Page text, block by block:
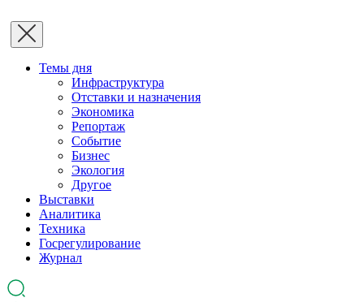
Темы дня
Инфраструктура
Отставки и назначения
Экономика
Репортаж
Событие
Бизнес
Экология
Другое
Выставки
Аналитика
Техника
Госрегулирование
Журнал